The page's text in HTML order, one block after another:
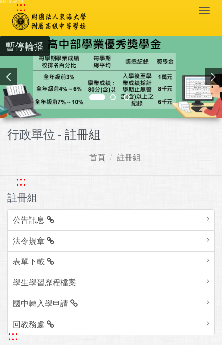
跳到主要內容區塊
:::
暫停輪播
行政單位 - 註冊組
首頁 註冊組
:::
註冊組
公告訊息
法令規章
表單下載
學生學習歷程檔案
國中轉入學申請
回教務處
:::